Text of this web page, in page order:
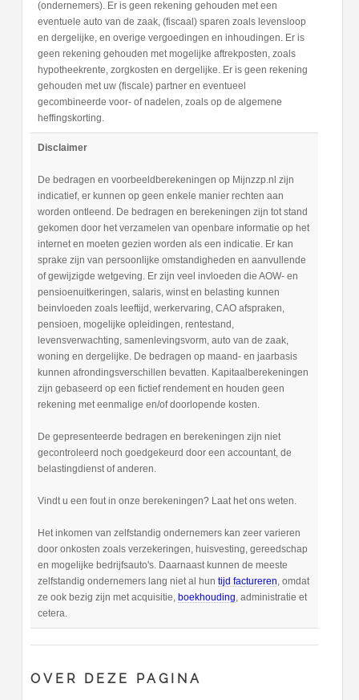
(ondernemers). Er is geen rekening gehouden met een
eventuele auto van de zaak, (fiscaal) sparen zoals levensloop
en dergelijke, en overige vergoedingen en inhoudingen. Er is
geen rekening gehouden met mogelijke aftrekposten, zoals
hypotheekrente, zorgkosten en dergelijke. Er is geen rekening
gehouden met uw (fiscale) partner en eventueel
gecombineerde voor- of nadelen, zoals op de algemene
heffingskorting.
Disclaimer
De bedragen en voorbeeldberekeningen op Mijnzzp.nl zijn
indicatief, er kunnen op geen enkele manier rechten aan
worden ontleend. De bedragen en berekeningen zijn tot stand
gekomen door het verzamelen van openbare informatie op het
internet en moeten gezien worden als een indicatie. Er kan
sprake zijn van persoonlijke omstandigheden en aanvullende
of gewijzigde wetgeving. Er zijn veel invloeden die AOW- en
pensioenuitkeringen, salaris, winst en belasting kunnen
beinvloeden zoals leeftijd, werkervaring, CAO afspraken,
pensioen, mogelijke opleidingen, rentestand,
levensverwachting, samenlevingsvorm, auto van de zaak,
woning en dergelijke. De bedragen op maand- en jaarbasis
kunnen afrondingsverschillen bevatten. Kapitaalberekeningen
zijn gebaseerd op een fictief rendement en houden geen
rekening met eenmalige en/of doorlopende kosten.
De gepresenteerde bedragen en berekeningen zijn niet
gecontroleerd noch goedgekeurd door een accountant, de
belastingdienst of anderen.
Vindt u een fout in onze berekeningen? Laat het ons weten.
Het inkomen van zelfstandig ondernemers kan zeer varieren
door onkosten zoals verzekeringen, huisvesting, gereedschap
en mogelijke bedrijfsauto's. Daarnaast kunnen de meeste
zelfstandig ondernemers lang niet al hun tijd factureren , omdat
ze ook bezig zijn met acquisitie, boekhouding , administratie et
cetera.
OVER DEZE PAGINA